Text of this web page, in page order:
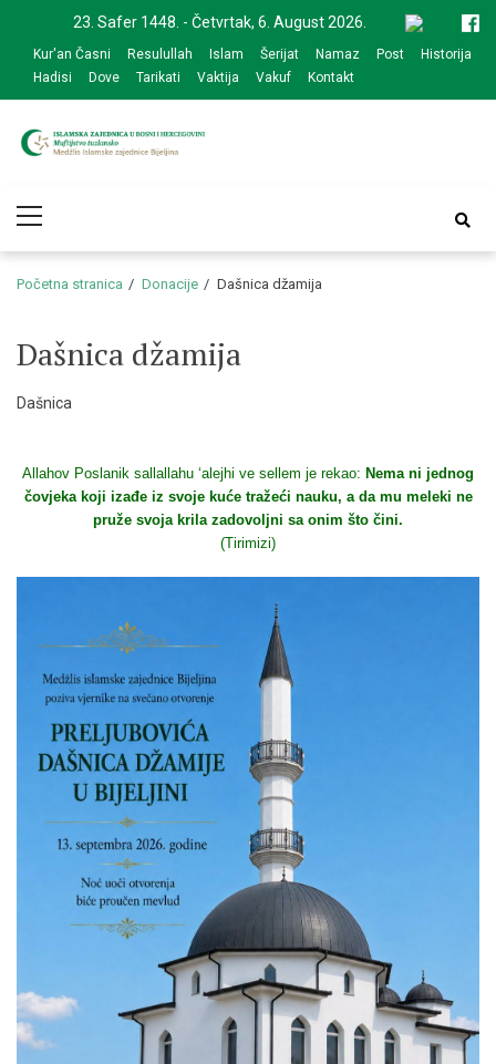
navigation
content
23. Safer 1448. - Četvrtak, 6. August 2026.
Kur'an Časni Resulullah Islam Šerijat Namaz Post
Historija
Hadisi
Dove Tarikati Vaktija Vakuf Kontakt
zajednice Bijeljina
Menu
Početna stranica Donacije Dašnica džamija
Dašnica džamija
Dašnica
Allahov Poslanik sallallahu ‘alejhi ve sellem je rekao: Nema ni jednog
čovjeka koji izađe iz svoje kuće tražeći nauku, a da mu meleki ne
pruže svoja krila zadovoljni sa onim što čini.
(Tirimizi)